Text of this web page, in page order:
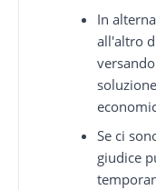
In
all'altro
Se ci
giudice